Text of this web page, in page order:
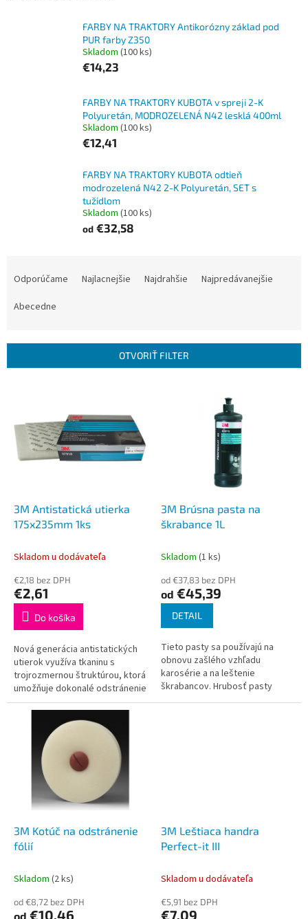
FARBY NA TRAKTORY Antikorózny základ pod
PUR farby Z350
Skladom (100 ks)
€14,23
FARBY NA TRAKTORY KUBOTA v spreji 2-K
Polyuretán, MODROZELENÁ N42 lesklá 400ml
Skladom (100 ks)
€12,41
FARBY NA TRAKTORY KUBOTA odtieň
modrozelená N42 2-K Polyuretán, SET s
tužidlom
Skladom (100 ks)
od €32,58
p
Odporúčame Najlacnejšie Najdrahšie
Najpredávanejšie
Abecedne
OTVORIŤ FILTER
3M Antistatická utierka
175x235mm 1ks
Skladom u dodávateľa
€2,18 bez DPH
€2,61
Do košíka
Nová generácia antistatických
utierok využíva tkaninu s
trojrozmernou štruktúrou, ktorá
umožňuje dokonalé odstránenie
prachových častíc pred
3M Brúsna pasta na
škrabance 1L
Skladom (1 ks)
od €37,83 bez DPH
od €45,39
DETAIL
Tieto pasty sa používajú na
obnovu zašlého vzhľadu
karosérie a na leštenie
škrabancov. Hrubosť pasty
zvoľte podľa intenzity tmavosti,
3M Kotúč na odstránenie
fólií
Skladom (2 ks)
od €8,72 bez DPH
od €10,46
3M Leštiaca handra
Perfect-it III
Skladom u dodávateľa
€5,91 bez DPH
€7,09